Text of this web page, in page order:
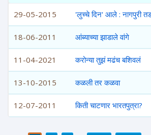
29-05-2015 'लुच्चे दिन' आले : नागपुरी
18-06-2011 आंब्याच्या झाडाले वांगे
11-04-2021 करोन्या तुझं मढंच बशिवलं
13-10-2015 कळली तर कळवा
12-07-2011 किती चाटणार भारतपुत्रा?